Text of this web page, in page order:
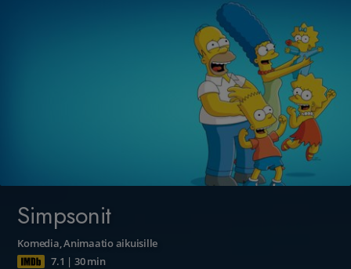
Simpsonit
Komedia,Animaatio aikuisille
7.1 | 30 min